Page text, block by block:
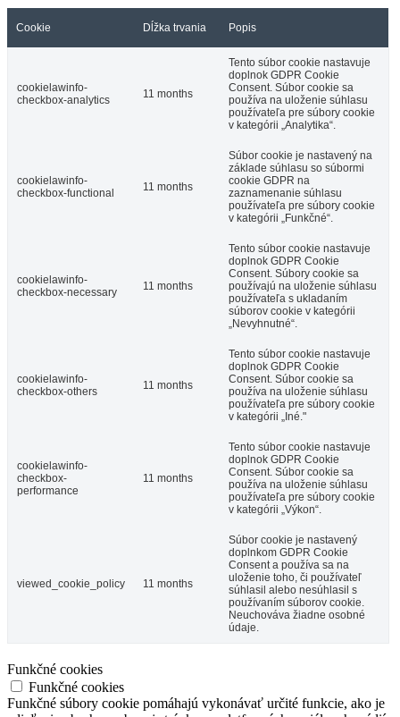
Cookie Dĺžka trvania Popis
cookielawinfo-
checkbox-analytics
11 months
Tento súbor cookie nastavuje
doplnok GDPR Cookie
Consent. Súbor cookie sa
používa na uloženie súhlasu
používateľa pre súbory cookie
v kategórii „Analytika“.
cookielawinfo-
checkbox-functional
11 months
Súbor cookie je nastavený na
základe súhlasu so súbormi
cookie GDPR na
zaznamenanie súhlasu
používateľa pre súbory cookie
v kategórii „Funkčné“.
cookielawinfo-
checkbox-necessary
11 months
Tento súbor cookie nastavuje
doplnok GDPR Cookie
Consent. Súbory cookie sa
používajú na uloženie súhlasu
používateľa s ukladaním
súborov cookie v kategórii
„Nevyhnutné“.
cookielawinfo-
checkbox-others
11 months
Tento súbor cookie nastavuje
doplnok GDPR Cookie
Consent. Súbor cookie sa
používa na uloženie súhlasu
používateľa pre súbory cookie
v kategórii „Iné."
cookielawinfo-
checkbox-
performance
11 months
Tento súbor cookie nastavuje
doplnok GDPR Cookie
Consent. Súbor cookie sa
používa na uloženie súhlasu
používateľa pre súbory cookie
v kategórii „Výkon“.
viewed_cookie_policy 11 months
Súbor cookie je nastavený
doplnkom GDPR Cookie
Consent a používa sa na
uloženie toho, či používateľ
súhlasil alebo nesúhlasil s
používaním súborov cookie.
Neuchováva žiadne osobné
údaje.
Funkčné cookies
Funkčné cookies
Funkčné súbory cookie pomáhajú vykonávať určité funkcie, ako je